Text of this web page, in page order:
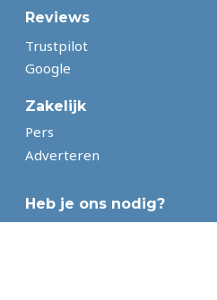
Reviews
Trustpilot
Google
Zakelijk
Pers
Adverteren
Heb je ons nodig?